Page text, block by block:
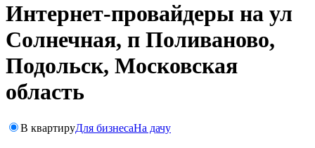
Интернет-провайдеры на ул
Солнечная, п Поливаново,
Подольск, Московская
область
В квартируДля бизнесаНа дачу